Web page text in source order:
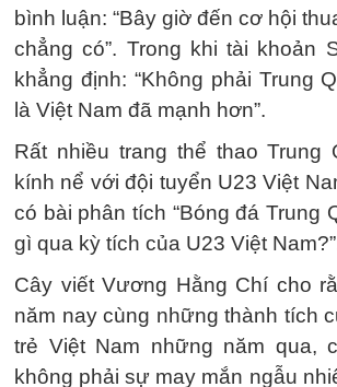
bình luận: “Bây giờ đến cơ hội
chẳng có”. Trong khi tài khoản
khẳng định: “Không phải Trung
là Việt Nam đã mạnh hơn”.
Rất nhiều trang thể thao Trung
kính nể với đội tuyển U23 Việt
có bài phân tích “Bóng đá Trung
gì qua kỳ tích của U23 Việt
Cây viết Vương Hằng Chí cho
năm nay cùng những thành tích
trẻ Việt Nam những năm qua,
không phải sự may mắn ngẫu